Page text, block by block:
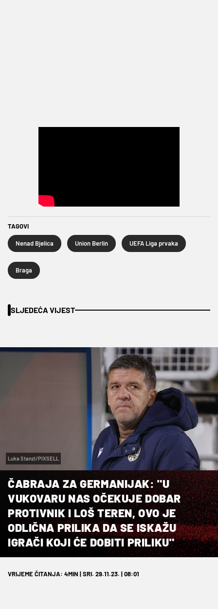
TAGOVI
Nenad Bjelica Union Berlin UEFA Liga prvaka
Braga
SLJEDEĆA VIJEST
Luka Stanzl/PIXSELL
ČABRAJA ZA GERMANIJAK: "U
VUKOVARU NAS OČEKUJE DOBAR
PROTIVNIK I LOŠ TEREN, OVO JE
ODLIČNA PRILIKA DA SE ISKAŽU
IGRAČI KOJI ĆE DOBITI PRILIKU"
VRIJEME ČITANJA: 4MIN | SRI. 29.11.23. | 08:01